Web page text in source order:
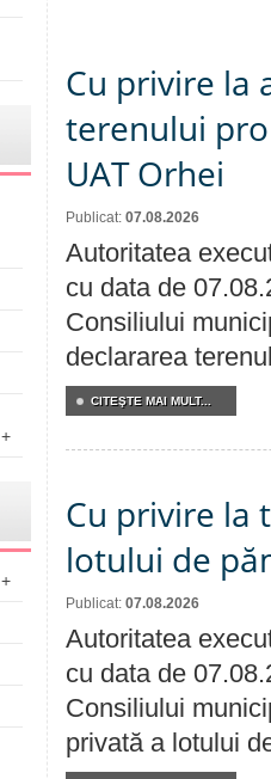
+
+
Cu privire la
terenului
UAT Orhei
Publicat: 07.08.2026
Autoritatea
cu data de
Consiliului
declararea
CITEŞTE MAI MULT...
Cu privire la
lotului de
Publicat: 07.08.2026
Autoritatea
cu data de
Consiliului
privată a lotului